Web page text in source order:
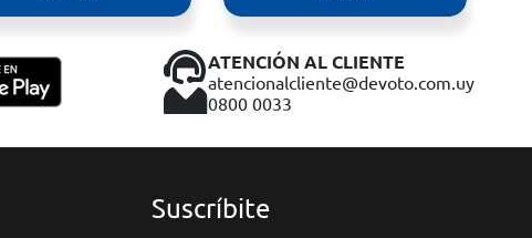
ATENCIÓN AL CLIENTE
atencionalcliente@devoto.com.uy
0800 0033
Suscríbite